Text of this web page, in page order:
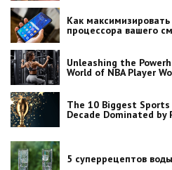
Как
процессора вашего
Unleashing the
World of NBA Player
The 10 Biggest
Decade Dominated by
5 суперрецептов